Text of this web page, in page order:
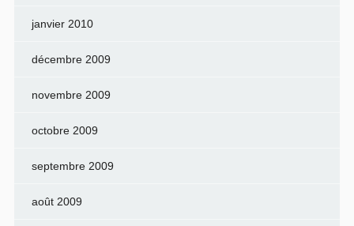
janvier 2010
décembre 2009
novembre 2009
octobre 2009
septembre 2009
août 2009